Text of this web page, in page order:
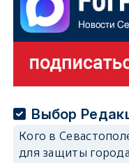
Выбор
Кого в
для защиты